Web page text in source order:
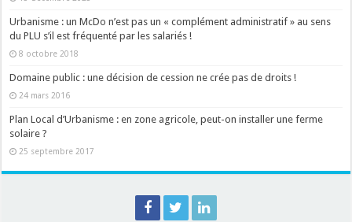
Urbanisme : un McDo n’est pas un « complément administratif » au sens
du PLU s’il est fréquenté par les salariés !
8 octobre 2018
Domaine public : une décision de cession ne crée pas de droits !
24 mars 2016
Plan Local d’Urbanisme : en zone agricole, peut-on installer une ferme
solaire ?
25 septembre 2017